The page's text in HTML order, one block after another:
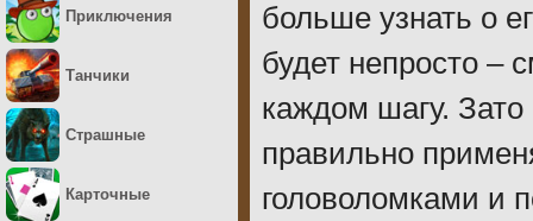
больше узнать о
будет непросто –
каждом шагу.
правильно
головоломками и
Приключения
Танчики
Страшные
Карточные